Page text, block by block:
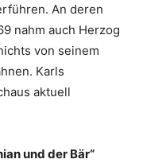
An deren
nahm auch Herzog
von seinem
Karls
aktuell
und der Bär“